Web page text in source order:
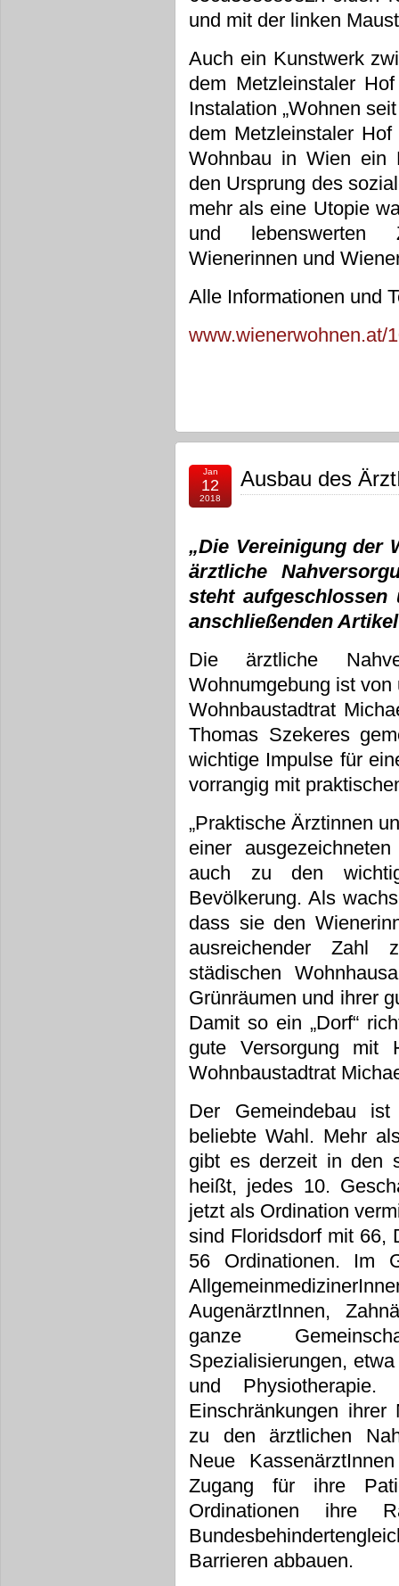
und mit der linken
Auch ein Kunstwerk
dem Metzleinstaler
Instalation „Wohnen
dem Metzleinstaler
Wohnbau in Wien ein
den Ursprung des
mehr als eine Utopie
und lebenswerten
Wienerinnen und
Alle Informationen und
www.wienerwohnen.at/
Jan
12
2018
Ausbau des
„Die Vereinigung der
ärztliche
steht
anschließenden
Die ärztliche
Wohnumgebung ist
Wohnbaustadtrat
Thomas Szekeres
wichtige Impulse für
vorrangig mit
„Praktische Ärztinnen
einer
auch zu den
Bevölkerung. Als
dass sie den
ausreichender Zahl
städischen
Grünräumen und ihrer
Damit so ein „Dorf“
gute Versorgung mit
Wohnbaustadtrat
Der Gemeindebau
beliebte Wahl. Mehr
gibt es derzeit in den
heißt, jedes 10.
jetzt als Ordination
sind Floridsdorf mit 66,
56 Ordinationen. Im
AugenärztInnen,
ganze
Spezialisierungen,
und
Einschränkungen
zu den ärztlichen
Neue
Zugang für ihre
Ordinationen ihre
Barrieren abbauen.